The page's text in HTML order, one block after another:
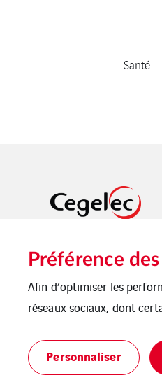
Santé
des systèmes
accueillants et
Mentions légales
Préférence
Afin d’optimiser les
réseaux sociaux, dont
Personnaliser